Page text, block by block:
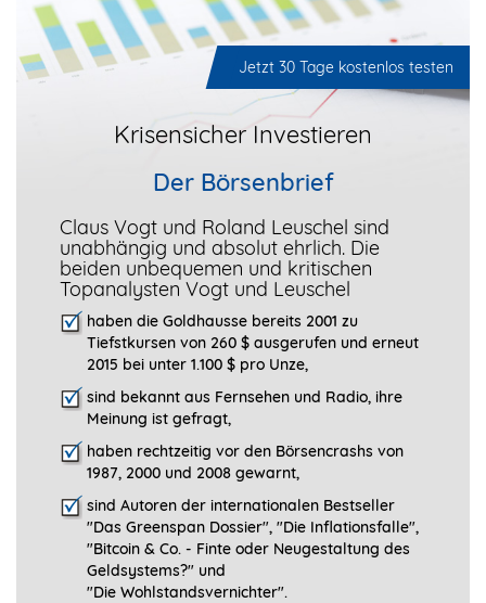
Jetzt 30 Tage kostenlos testen
Krisensicher Investieren
Der Börsenbrief
Claus Vogt und Roland Leuschel sind
unabhängig und absolut ehrlich. Die
beiden unbequemen und kritischen
Topanalysten Vogt und Leuschel
haben die Goldhausse bereits 2001 zu
Tiefstkursen von 260 $ ausgerufen und erneut
2015 bei unter 1.100 $ pro Unze,
sind bekannt aus Fernsehen und Radio, ihre
Meinung ist gefragt,
haben rechtzeitig vor den Börsencrashs von
1987, 2000 und 2008 gewarnt,
sind Autoren der internationalen Bestseller
"Das Greenspan Dossier", "Die Inflationsfalle",
"Bitcoin & Co. - Finte oder Neugestaltung des
Geldsystems?" und
"Die Wohlstandsvernichter".